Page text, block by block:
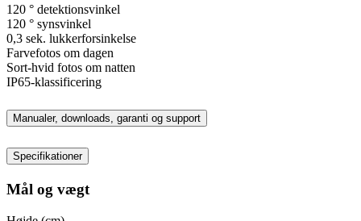
120 ° detektionsvinkel
120 ° synsvinkel
0,3 sek. lukkerforsinkelse
Farvefotos om dagen
Sort-hvid fotos om natten
IP65-klassificering
Manualer, downloads, garanti og support
Specifikationer
Mål og vægt